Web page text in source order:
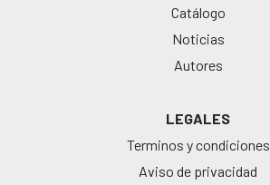
Catálogo
Noticias
Autores
LEGALES
Terminos y condiciones
Aviso de privacidad